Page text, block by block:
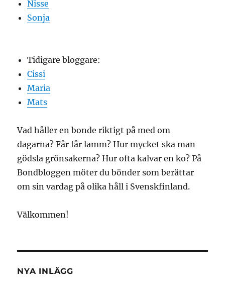
Nisse
Sonja
Tidigare bloggare:
Cissi
Maria
Mats
Vad håller en bonde riktigt på med om
dagarna? Får får lamm? Hur mycket ska man
gödsla grönsakerna? Hur ofta kalvar en ko? På
Bondbloggen möter du bönder som berättar
om sin vardag på olika håll i Svenskfinland.
Välkommen!
NYA INLÄGG